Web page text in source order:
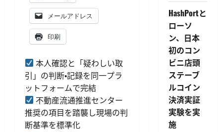
メールアドレス
印刷
本人確認と「疑わしい取
引」の判断・記録を同一プラ
ットフォームで完結
不動産流通推進センター
推奨の項目を踏襲し現場の判
断基準を標準化
HashPortと
ローソ
ン、日本
初のコン
ビニ店頭
ステーブ
ルコイン
決済実証
実験を実
施